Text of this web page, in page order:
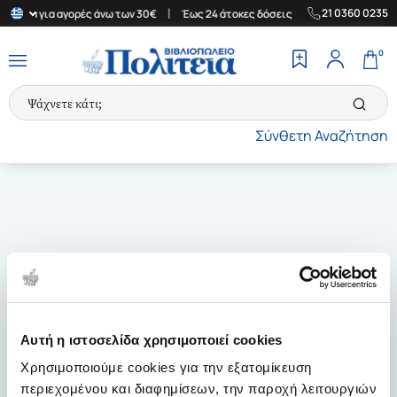
Αυτή η ιστοσελίδα χρησιμοποιεί cookies
Χρησιμοποιούμε cookies για την εξατομίκευση
περιεχομένου και διαφημίσεων, την παροχή λειτουργιών
για αγορές άνω των 30€ Έως 24 άτοκες δόσεις | Δωρεάν
21 0360 0235
Σύνθετη Αναζήτηση
0